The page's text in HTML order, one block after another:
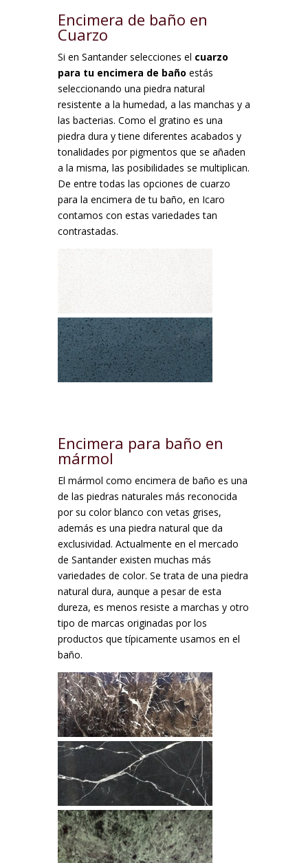
Encimera de baño en
Cuarzo
Si en Santander selecciones el cuarzo
para tu encimera de baño estás
seleccionando una piedra natural
resistente a la humedad, a las manchas y a
las bacterias. Como el gratino es una
piedra dura y tiene diferentes acabados y
tonalidades por pigmentos que se añaden
a la misma, las posibilidades se multiplican.
De entre todas las opciones de cuarzo
para la encimera de tu baño, en Icaro
contamos con estas variedades tan
contrastadas.
Encimera para baño en
mármol
El mármol como encimera de baño es una
de las piedras naturales más reconocida
por su color blanco con vetas grises,
además es una piedra natural que da
exclusividad. Actualmente en el mercado
de Santander existen muchas más
variedades de color. Se trata de una piedra
natural dura, aunque a pesar de esta
dureza, es menos resiste a marchas y otro
tipo de marcas originadas por los
productos que típicamente usamos en el
baño.